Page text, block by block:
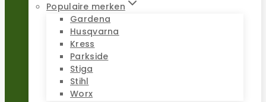
Populaire merken
Gardena
Husqvarna
Kress
Parkside
Stiga
Stihl
Worx